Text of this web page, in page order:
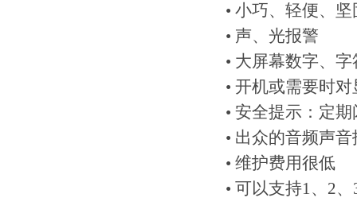
• 小巧、轻便、坚
• 声、光报警
• 大屏幕数字、
• 开机或需要时
• 安全提示：定
• 出众的音频声
• 维护费用很低
• 可以支持1、2